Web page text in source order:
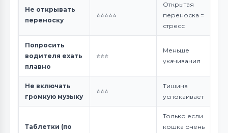
Не открывать
переноску
⭐⭐⭐⭐⭐
Открытая
переноска =
стресс
Попросить
водителя ехать
плавно
⭐⭐⭐
Меньше
укачивания
Не включать
громкую музыку
⭐⭐⭐
Тишина
успокаивает
Таблетки (по
Только если
кошка очень